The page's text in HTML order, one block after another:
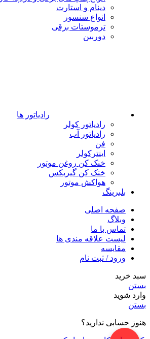
دینام و استارت
انواع سنسور
ترموستات برقی
دوربین
رادیاتور ها
رادیاتور کولر
رادیاتور آب
فن
اینترکولر
خنک کن روغن موتور
خنک کن گیربکس
هواکش موتور
بلبرینگ
صفحه اصلی
وبلاگ
تماس با ما
لیست علاقه مندی ها
مقایسه
ورود / ثبت نام
سبد خرید
بستن
وارد شوید
بستن
هنوز حسابی ندارید؟